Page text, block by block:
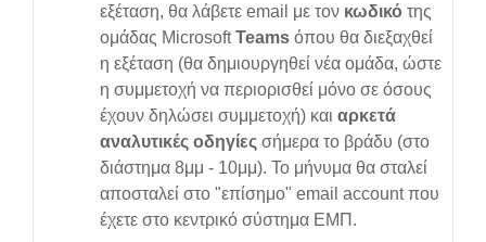
εξέταση, θα λάβετε email με τον κωδικό της
ομάδας MicrosoftTeams όπου θα διεξαχθεί
η εξέταση (θα δημιουργηθεί νέα ομάδα, ώστε
η συμμετοχή να περιορισθεί μόνο σε όσους
έχουν δηλώσει συμμετοχή) και αρκετά
αναλυτικές οδηγίες σήμερα το βράδυ (στο
διάστημα 8μμ - 10μμ). Το μήνυμα θα σταλεί
αποσταλεί στο "επίσημο" email account που
έχετε στο κεντρικό σύστημα ΕΜΠ.